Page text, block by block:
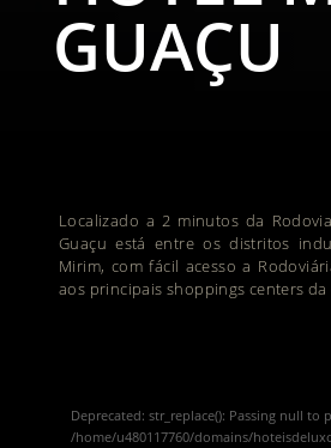
GUAÇU
Localizado a 2 minutos da
Guaçu está entre os distritos
Mirim, com fácil acesso a
aos principais shoppings centers da
Deprecated: str_replace(): Passing null
/home/u480117760/domains/